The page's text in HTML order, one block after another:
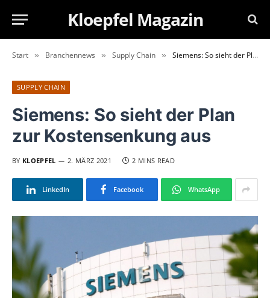
Kloepfel Magazin
Start » Branchennews » Supply Chain » Siemens: So sieht der Plan zur Kostensenkung aus
SUPPLY CHAIN
Siemens: So sieht der Plan
zur Kostensenkung aus
BY KLOEPFEL 2. MÄRZ 2021 2 MINS READ
LinkedIn Facebook WhatsApp